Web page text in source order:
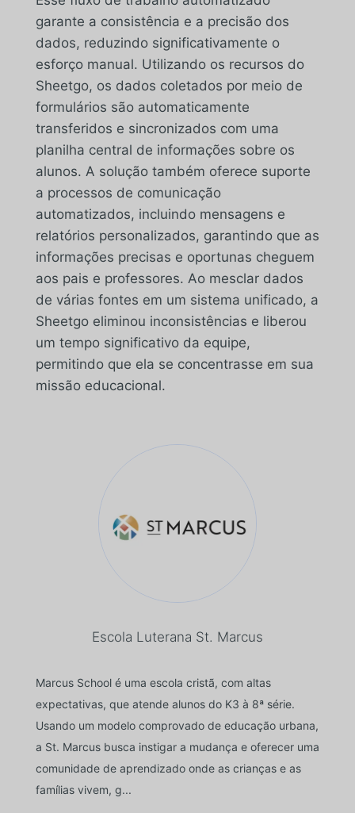
garante a consistência e a precisão dos
dados, reduzindo significativamente o
esforço manual. Utilizando os recursos do
Sheetgo, os dados coletados por meio de
formulários são automaticamente
transferidos e sincronizados com uma
planilha central de informações sobre os
alunos. A solução também oferece suporte
a processos de comunicação
automatizados, incluindo mensagens e
relatórios personalizados, garantindo que as
informações precisas e oportunas cheguem
aos pais e professores. Ao mesclar dados
de várias fontes em um sistema unificado, a
Sheetgo eliminou inconsistências e liberou
um tempo significativo da equipe,
permitindo que ela se concentrasse em sua
missão educacional.
Escola Luterana St. Marcus
Marcus School é uma escola cristã, com altas
expectativas, que atende alunos do K3 à 8ª série.
Usando um modelo comprovado de educação urbana,
a St. Marcus busca instigar a mudança e oferecer uma
comunidade de aprendizado onde as crianças e as
famílias vivem, g...